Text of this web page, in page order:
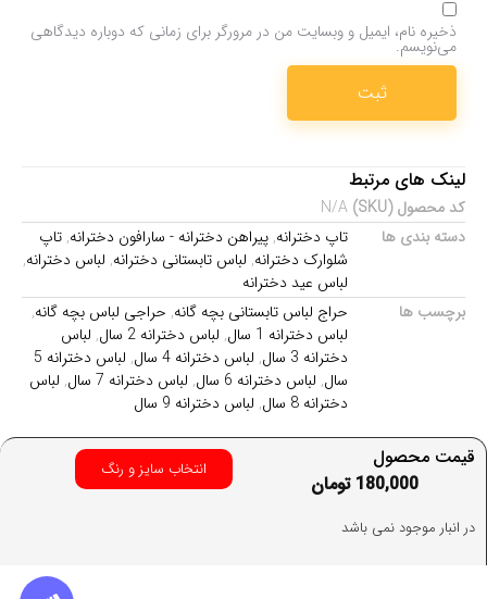
ذخیره نام، ایمیل و وبسایت من در مرورگر برای زمانی که دوباره دیدگاهی
می‌نویسم.
لینک های مرتبط
کد محصول (SKU)
N/A
دسته بندی ها
تاپ دخترانه,پیراهن دخترانه - سارافون دخترانه,تاپ
شلوارک دخترانه, لباس تابستانی دخترانه, لباس دخترانه,
لباس عید دخترانه
برچسب ها
حراج لباس تابستانی بچه گانه, حراجی لباس بچه گانه,
لباس دخترانه 1 سال
, لباس دخترانه 2 سال , لباس
دخترانه 3 سال
, لباس دخترانه 4 سال ,
لباس دخترانه 5
سال, لباس دخترانه 6 سال , لباس دخترانه 7 سال , لباس
دخترانه 8 سال
, لباس دخترانه 9 سال
قیمت محصول
180,000 تومان
انتخاب سایز و رنگ
در انبار موجود نمی باشد